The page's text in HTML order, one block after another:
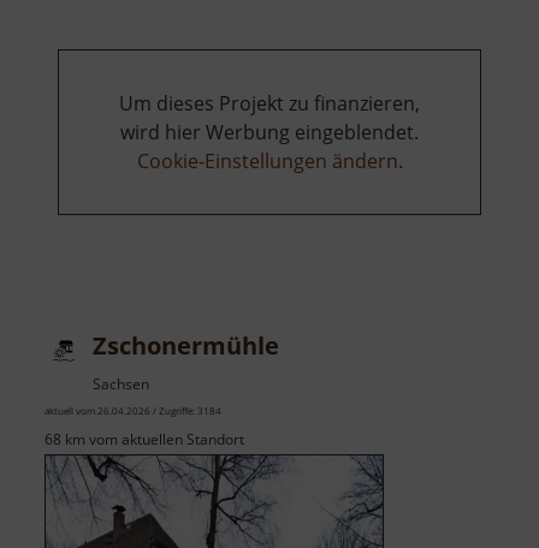
Um dieses Projekt zu finanzieren,
wird hier Werbung eingeblendet.
Cookie-Einstellungen ändern.
Zschonermühle
Sachsen
aktuell vom 26.04.2026 / Zugriffe: 3184
68 km vom aktuellen Standort